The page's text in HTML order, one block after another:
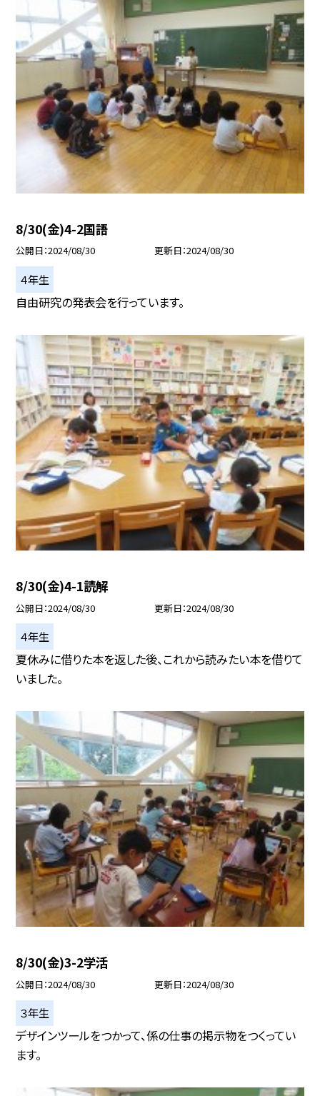
8/30(金)4-2国語
公開日 2024/08/30 更新日 2024/08/30
４年生
自由研究の発表会を行っています。
8/30(金)4-1読解
公開日 2024/08/30 更新日 2024/08/30
４年生
夏休みに借りた本を返した後、これから読みたい本を借りて
いました。
8/30(金)3-2学活
公開日 2024/08/30 更新日 2024/08/30
３年生
デザインツールをつかって、係の仕事の掲示物をつくってい
ます。